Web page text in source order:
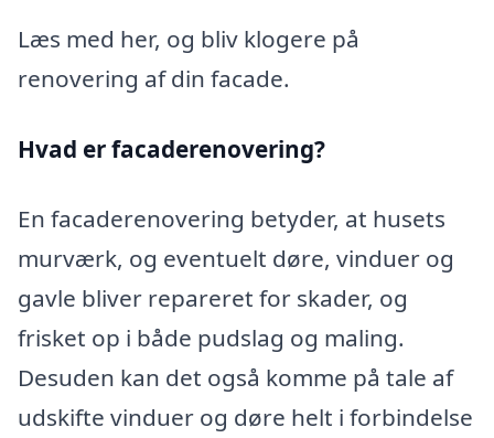
Læs med her, og bliv klogere på
renovering af din facade.
Hvad er facaderenovering?
En facaderenovering betyder, at husets
murværk, og eventuelt døre, vinduer og
gavle bliver repareret for skader, og
frisket op i både pudslag og maling.
Desuden kan det også komme på tale af
udskifte vinduer og døre helt i forbindelse